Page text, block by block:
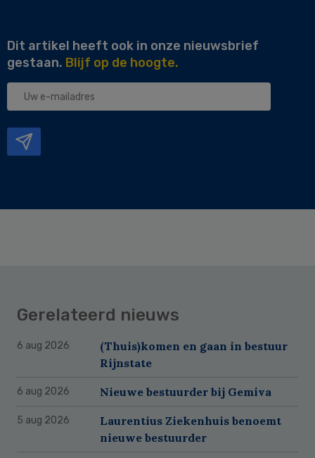
Dit artikel heeft ook in onze nieuwsbrief
gestaan. Blijf op de hoogte.
Uw
Gerelateerd nieuws
6 aug 2026
(Thuis)komen en gaan in bestuur
Rijnstate
6 aug 2026 Nieuwe bestuurder bij Gemiva
5 aug 2026
Laurentius Ziekenhuis benoemt
nieuwe bestuurder